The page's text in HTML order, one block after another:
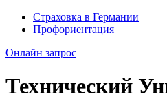
Страховка в Германии
Профориентация
Онлайн запрос
Технический